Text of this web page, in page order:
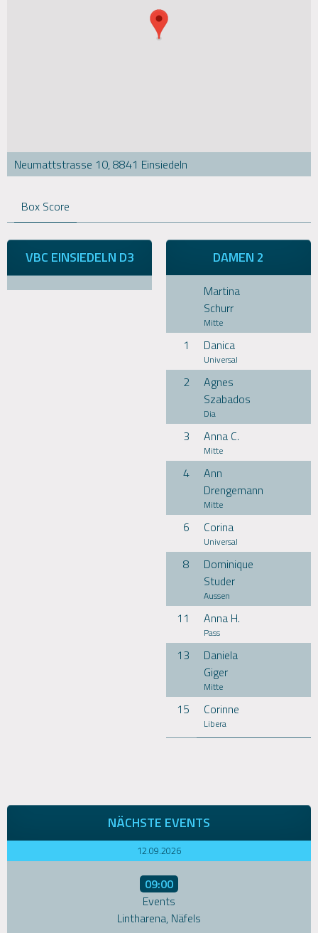
Neumattstrasse 10, 8841 Einsiedeln
Box Score
VBC EINSIEDELN D3 DAMEN 2
Martina
Schurr
Mitte
1 Danica
Universal
2
Agnes
Szabados
Dia
3 Anna C.
Mitte
4
Ann
Drengemann
Mitte
6 Corina
Universal
8
Dominique
Studer
Aussen
11 Anna H.
Pass
13
Daniela
Giger
Mitte
15 Corinne
Libera
NÄCHSTE EVENTS
12.09.2026
09:00
Events
Lintharena, Näfels